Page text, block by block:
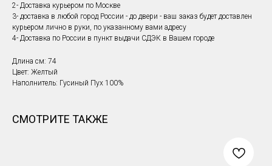
2- Доставка курьером по Москве
3- доставка в любой город России - до двери - ваш заказ будет доставлен
курьером лично в руки, по указанному вами адресу
4- Доставка по России в пункт выдачи СДЭК в Вашем городе
Длина см: 74
Цвет: Желтый
Наполнитель: Гусиный Пух 100%
СМОТРИТЕ ТАКЖЕ